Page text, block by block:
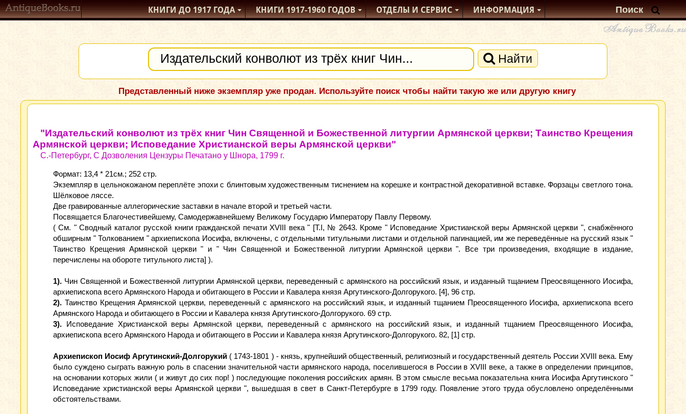
КНИГИ ДО 1917ГОДА КНИГИ1917-1960ГОДОВ ОТДЕЛЫИ СЕРВИС ИНФОРМАЦИЯ
Найти
Представленный ниже экземпляр уже продан. Используйте поиск чтобы найти такую же или другую книгу
"Издательский конволют из трёх книг Чин Священной и Божественной литургии Армянской церкви; Таинство Крещения
Армянской церкви; Исповедание Христианской веры Армянской церкви"
С.-Петербург, С Дозволения Цензуры Печатано у Шнора, 1799 г.
Формат: 13,4 * 21см.; 252 стр.
Экземпляр в цельнокожаном переплёте эпохи с блинтовым художественным тиснением на корешке и контрастной декоративной вставке. Форзацы светлого тона.
Шёлковое ляссе.
Две гравированные аллегорические заставки в начале второй и третьей части.
Посвящается Благочестивейшему, Самодержавнейшему Великому Государю Императору Павлу Первому.
( См. " Сводный каталог русской книги гражданской печати XVIII века " [Т.I, № 2643. Кроме " Исповедание Христианской веры Армянской церкви ", снабжённого
обширным " Толкованием " архиепископа Иосифа, включены, с отдельными титульными листами и отдельной пагинацией, им же переведённые на русский язык "
Таинство Крещения Армянской церкви " и " Чин Священной и Божественной литургии Армянской церкви ". Все три произведения, входящие в издание,
перечислены на обороте титульного листа] ).
1). Чин Священной и Божественной литургии Армянской церкви, переведенный с армянского на российский язык, и изданный тщанием Преосвященного Иосифа,
архиепископа всего Армянского Народа и обитающего в России и Кавалера князя Аргутинского-Долгорукого. [4], 96 стр.
2). Таинство Крещения Армянской церкви, переведенный с армянского на российский язык, и изданный тщанием Преосвященного Иосифа, архиепископа всего
Армянского Народа и обитающего в России и Кавалера князя Аргутинского-Долгорукого. 69 стр.
3). Исповедание Христианской веры Армянской церкви, переведенный с армянского на российский язык, и изданный тщанием Преосвященного Иосифа,
архиепископа всего Армянского Народа и обитающего в России и Кавалера князя Аргутинского-Долгорукого. 82, [1] стр.
Архиепископ Иосиф Аргутинский-Долгорукий ( 1743-1801 ) - князь, крупнейший общественный, религиозный и государственный деятель России XVIII века. Ему
было суждено сыграть важную роль в спасении значительной части армянского народа, поселившегося в России в XVIII веке, а также в определении принципов,
на основании которых жили ( и живут до сих пор! ) последующие поколения российских армян. В этом смысле весьма показательна книга Иосифа Аргутинского "
Исповедание христианской веры Армянской церкви ", вышедшая в свет в Санкт-Петербурге в 1799 году. Появление этого труда обусловлено определёнными
обстоятельствами.